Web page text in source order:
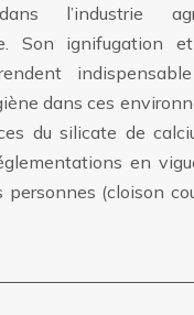
l’industrie
Son ignifugation
dans ces
du silicate de
en
(cloison